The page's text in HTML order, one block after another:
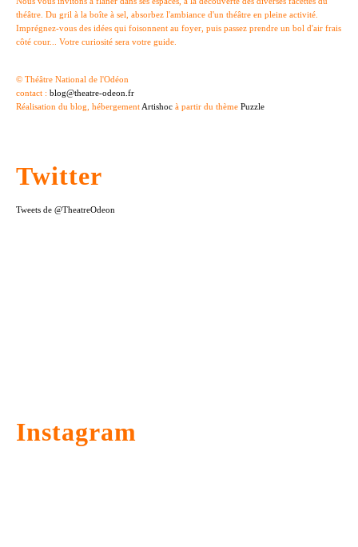
théâtre. Du gril à la boîte à sel, absorbez l'ambiance d'un théâtre en pleine activité.
Imprégnez-vous des idées qui foisonnent au foyer, puis passez prendre un bol d'air frais
côté cour... Votre curiosité sera votre guide.
© Théâtre National de l'Odéon
contact : blog@theatre-odeon.fr
Réalisation du blog, hébergementArtishoc à partir du thème Puzzle
Twitter
Tweets de @TheatreOdeon
Instagram